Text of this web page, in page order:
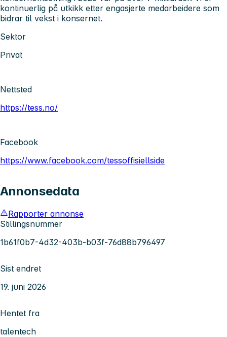
kontinuerlig på utkikk etter engasjerte medarbeidere som
bidrar til vekst i konsernet.
Sektor
Privat
Nettsted
https://tess.no/
Facebook
https://www.facebook.com/tessoffisiellside
Annonsedata
Rapporter annonse
Stillingsnummer
1b61f0b7-4d32-403b-b03f-76d88b796497
Sist endret
19. juni 2026
Hentet fra
talentech